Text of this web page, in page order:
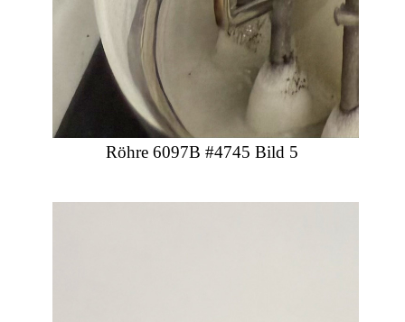
Röhre 6097B #4745 Bild 5